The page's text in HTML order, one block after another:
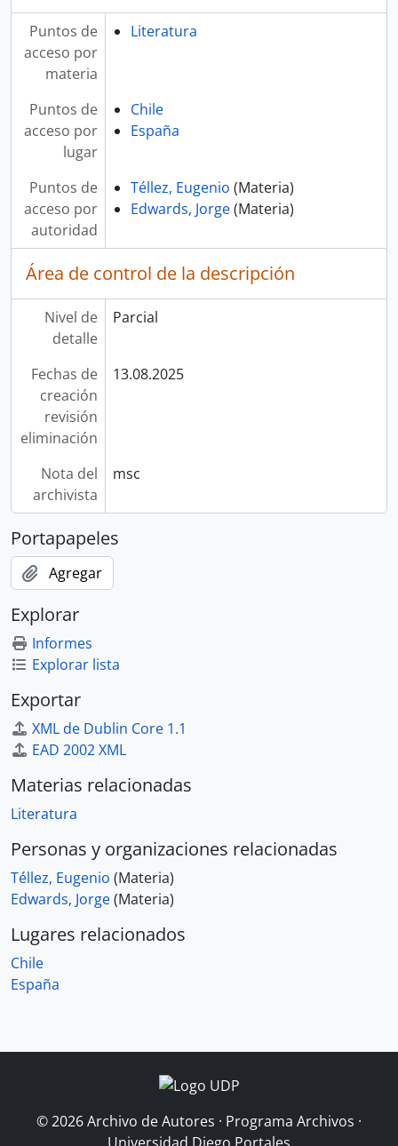
Puntos de
acceso por
materia
Literatura
Puntos de
acceso por
lugar
Chile
España
Puntos de
acceso por
autoridad
Téllez, Eugenio (Materia)
Edwards, Jorge(Materia)
Área de control de la descripción
Nivel de
detalle
Parcial
Fechas de
creación
revisión
eliminación
13.08.2025
Nota del
archivista
msc
Portapapeles
Agregar
Explorar
Informes
Explorar lista
Exportar
XML de Dublin Core 1.1
EAD 2002 XML
Materias relacionadas
Literatura
Personas y organizaciones relacionadas
Téllez, Eugenio (Materia)
Edwards, Jorge(Materia)
Lugares relacionados
Chile
España
© 2026 Archivo de Autores · Programa Archivos ·